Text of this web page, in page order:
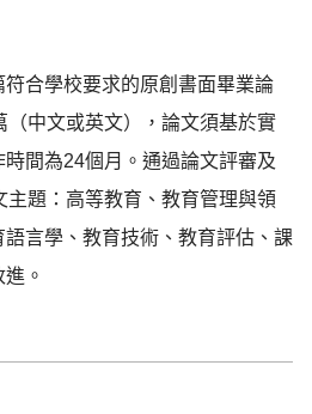
合學校要求的原創書面畢業論
（中文或英文），論文須基於實
間為24個月。通過論文評審及
題：高等教育、教育管理與領
言學、教育技術、教育評估、課
。